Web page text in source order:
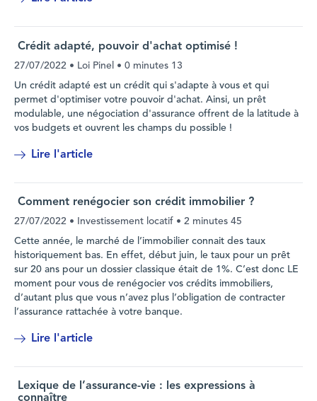
Crédit adapté, pouvoir d'achat optimisé !
27/07/2022 • Loi Pinel • 0 minutes 13
Un crédit adapté est un crédit qui s'adapte à vous et qui
permet d'optimiser votre pouvoir d'achat. Ainsi, un prêt
modulable, une négociation d'assurance offrent de la latitude à
vos budgets et ouvrent les champs du possible !
Lire l'article
Comment renégocier son crédit immobilier ?
27/07/2022 • Investissement locatif • 2 minutes 45
Cette année, le marché de l’immobilier connait des taux
historiquement bas. En effet, début juin, le taux pour un prêt
sur 20 ans pour un dossier classique était de 1%. C’est donc LE
moment pour vous de renégocier vos crédits immobiliers,
d’autant plus que vous n’avez plus l’obligation de contracter
l’assurance rattachée à votre banque.
Lire l'article
Lexique de l’assurance-vie : les expressions à
connaître